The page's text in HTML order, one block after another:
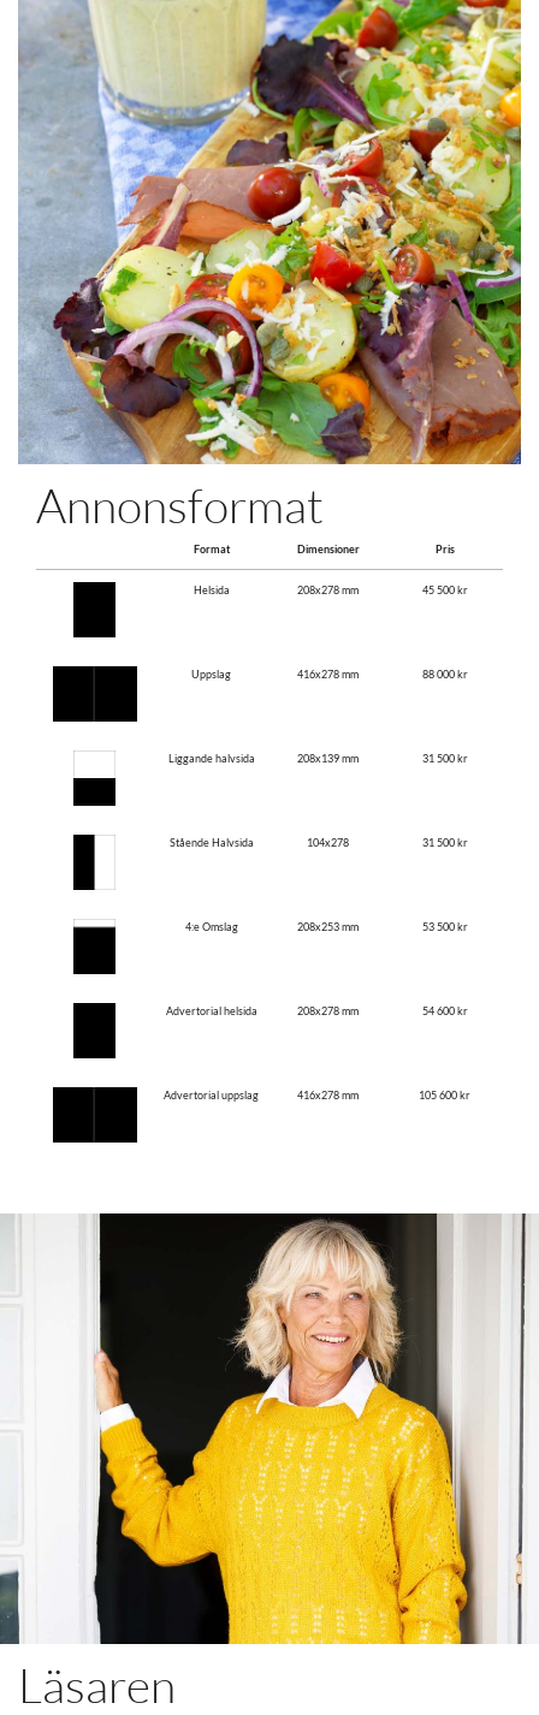
Annonsformat
Format Dimensioner Pris
Helsida 208x278 mm 45 500 kr
Uppslag 416x278 mm 88 000 kr
Liggande halvsida 208x139 mm 31 500 kr
Stående Halvsida 104x278 31 500 kr
4:e Omslag 208x253 mm 53 500 kr
Advertorial helsida 208x278 mm 54 600 kr
Advertorial uppslag 416x278 mm 105 600 kr
Läsaren